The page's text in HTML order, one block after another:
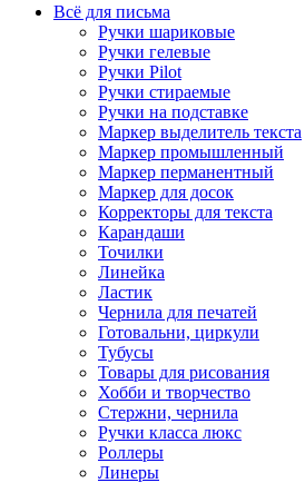
Всё для письма
Ручки шариковые
Ручки гелевые
Ручки Pilot
Ручки стираемые
Ручки на подставке
Маркер выделитель текста
Маркер промышленный
Маркер перманентный
Маркер для досок
Корректоры для текста
Карандаши
Точилки
Линейка
Ластик
Чернила для печатей
Готовальни, циркули
Тубусы
Товары для рисования
Хобби и творчество
Стержни, чернила
Ручки класса люкс
Роллеры
Линеры